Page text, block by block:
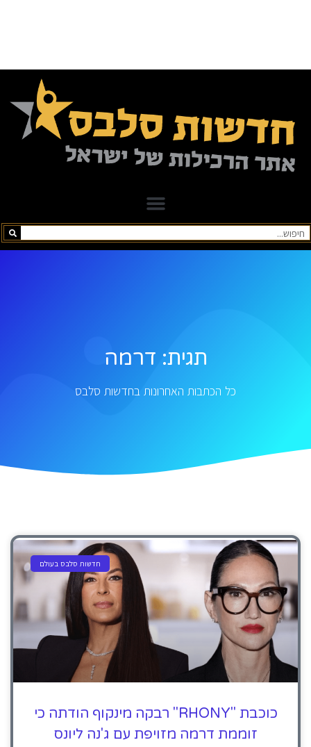
תגית: דרמה
כל הכתבות האחרונות בחדשות סלבס
חדשות סלבס בעולם
כוכבת "RHONY" רבקה מינקוף הודתה כי
זוממת דרמה מזויפת עם ג'נה ליונס